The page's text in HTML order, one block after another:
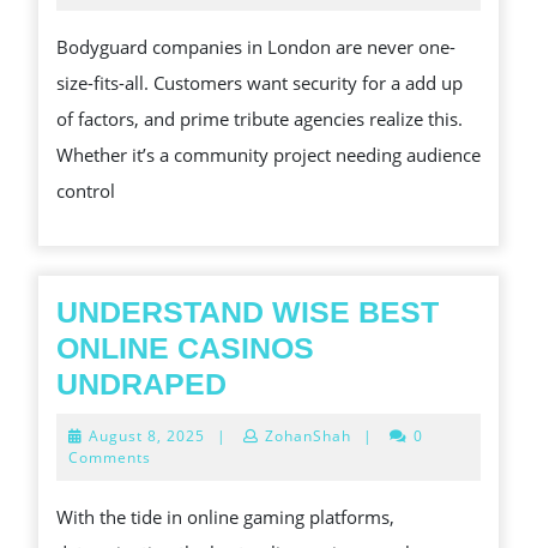
JACK
LONDON
FOR
VIPS,
RESULTS
Bodyguard companies in London are never one-
size-fits-all. Customers want security for a add up
of factors, and prime tribute agencies realize this.
Whether it’s a community project needing audience
control
UNDERSTAND WISE BEST
ONLINE CASINOS
UNDRAPED
CASINOS
August 8, 2025 August
| ZohanShah |
0
Comments
With the tide in online gaming platforms,